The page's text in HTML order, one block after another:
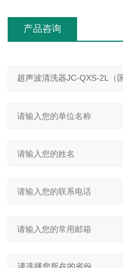
产品咨询